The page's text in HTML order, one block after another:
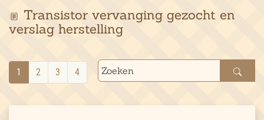
Transistor vervanging gezocht en
verslag herstelling
1 2 3 4